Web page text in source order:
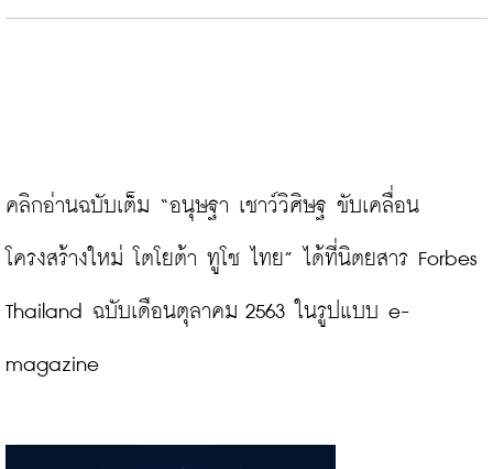
คลิกอ่านฉบับเต็ม “อนุษฐา เชาว์วิศิษฐ ขับเคลื่อน
โครงสร้างใหม่ โตโยต้า ทูโช ไทย” ได้ที่นิตยสาร Forbes
Thailand ฉบับเดือนตุลาคม 2563 ในรูปแบบ e-
magazine